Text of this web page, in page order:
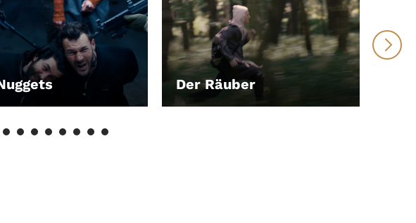
Der Räuber
LEIHEN